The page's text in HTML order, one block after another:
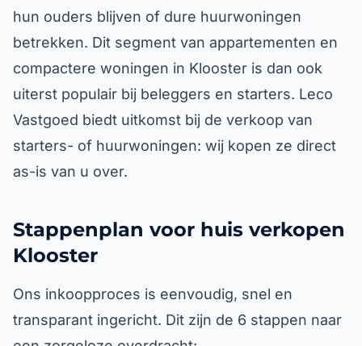
hun ouders blijven of dure huurwoningen
betrekken. Dit segment van appartementen en
compactere woningen in Klooster is dan ook
uiterst populair bij beleggers en starters. Leco
Vastgoed biedt uitkomst bij de verkoop van
starters- of huurwoningen: wij kopen ze direct
as-is van u over.
Stappenplan voor huis verkopen
Klooster
Ons inkoopproces is eenvoudig, snel en
transparant ingericht. Dit zijn de 6 stappen naar